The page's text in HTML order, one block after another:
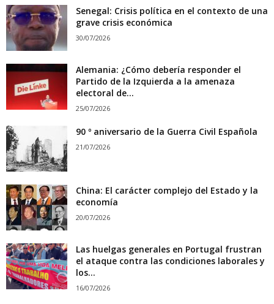
Senegal: Crisis política en el contexto de una
grave crisis económica
30/07/2026
Alemania: ¿Cómo debería responder el
Partido de la Izquierda a la amenaza
electoral de...
25/07/2026
90 º aniversario de la Guerra Civil Española
21/07/2026
China: El carácter complejo del Estado y la
economía
20/07/2026
Las huelgas generales en Portugal frustran
el ataque contra las condiciones laborales y
los...
16/07/2026